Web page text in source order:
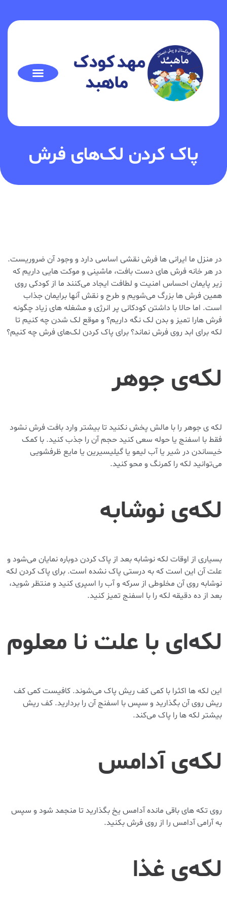
پاک کردن لک‌های فرش
در منزل ما ایرانی ها فرش نقشی اساسی دارد و وجود آن ضروریست.
در هر خانه فرش های دست بافت، ماشینی و موکت هایی داریم که
زیر پایمان احساس امنیت و لطافت ایجاد می‌کنند ما از کودکی روی
همین فرش ها بزرگ می‌شویم و طرح و نقش آنها برایمان جذاب
است. اما حالا با داشتن کودکانی پر انرژی و مشغله های زیاد چگونه
فرش هارا تمیز و بدن لک نگه داریم؟ و موقع لک شدن چه کنیم تا
لکه برای ابد روی فرش نماند؟ برای پاک کردن لک‌های فرش چه کنیم؟
لکه‌ی جوهر
لکه ی جوهر را با مالش پخش نکنید تا بیشتر وارد بافت فرش نشود
فقط با اسفنج یا حوله سعی کنید حجم آن را جذب کنید. با کمک
خیساندن در شیر یا آب لیمو یا گیلیسیرین یا مایع ظرفشویی
می‌توانید لکه را کمرنگ و محو کنید.
لکه‌ی نوشابه
بسیاری از اوقات لکه نوشابه بعد از پاک کردن دوباره نمایان می‌شود و
علت آن این است که به درستی پاک نشده است. برای پاک کردن لکه
نوشابه روی آن مخلوطی از سرکه و آب را اسپری کنید و منتظر شوید،
بعد از ده دقیقه لکه را با اسفنج تمیز کنید.
لکه‌ای با علت نا معلوم
این لکه ها اکثرا با کمی کف ریش پاک می‌شوند. کافیست کمی کف
ریش روی آن بگذارید و سپس با اسفنج آن را بردارید. کف ریش
بیشتر لکه ها را پاک می‌کند.
لکه‌ی آدامس
روی تکه های باقی مانده آدامس یخ بگذارید تا منجمد شود و سپس
به آرامی آدامس را از روی فرش بکنید.
لکه‌ی غذا